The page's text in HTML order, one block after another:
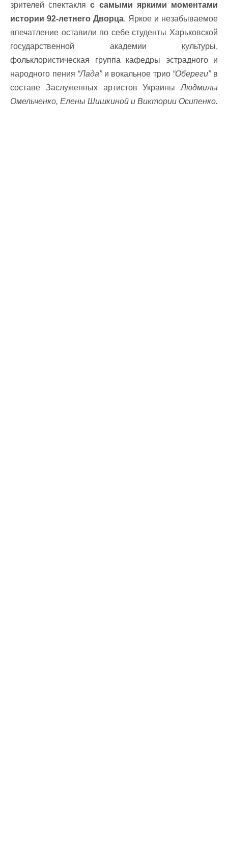
зрителей спектакляс самыми яркими моментами
истории 92-летнего Дворца. Яркое и незабываемое
впечатление оставили по себе студенты Харьковской
государственной академии культуры,
фольклористическая группа кафедры эстрадного и
народного пения “Лада”и вокальное трио “Обереги”в
составе Заслуженных артистов УкраиныЛюдмилы
Омельченко, Елены Шишкиной и Виктории Осипенко.